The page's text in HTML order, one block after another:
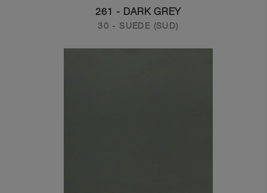
261 - DARK GREY
30 - SUEDE (SUD)